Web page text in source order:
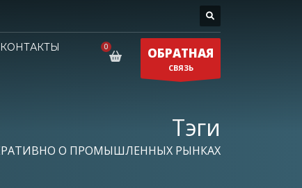
КОНТАКТЫ
ОБРАТНАЯ
СВЯЗЬ
Тэги
О ПРОМЫШЛЕННЫХ РЫНКАХ